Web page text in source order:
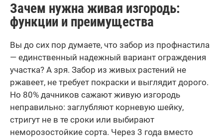
Зачем нужна живая изгородь:
функции и преимущества
Вы до сих пор думаете, что забор из профнастила
— единственный надежный вариант ограждения
участка? А зря. Забор из живых растений не
ржавеет, не требует покраски и выглядит дорого.
Но 80% дачников сажают живую изгородь
неправильно: заглубляют корневую шейку,
стригут не в те сроки или выбирают
неморозостойкие сорта. Через 3 года вместо